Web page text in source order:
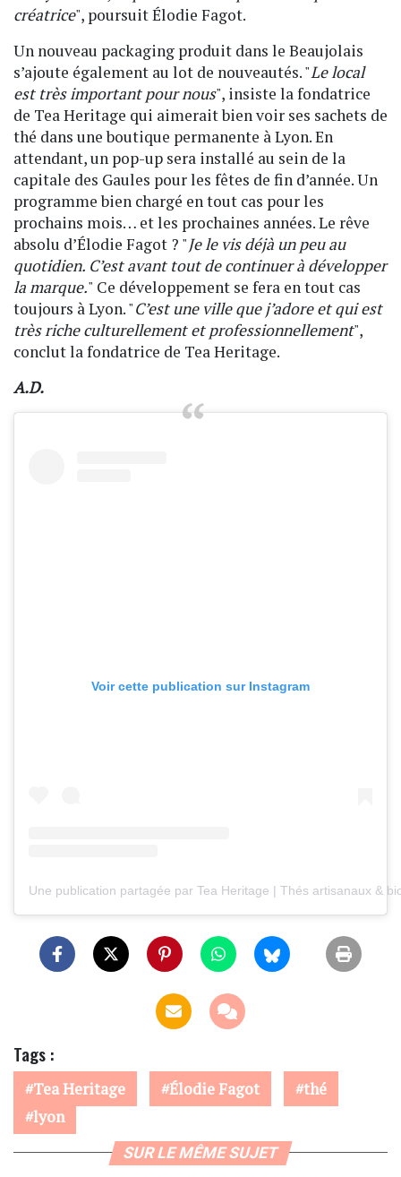
créatrice", poursuit Élodie Fagot.
Un nouveau packaging produit dans le Beaujolais
s’ajoute également au lot de nouveautés. "Le local
est très important pour nous", insiste la fondatrice
de Tea Heritage qui aimerait bien voir ses sachets de
thé dans une boutique permanente à Lyon. En
attendant, un pop-up sera installé au sein de la
capitale des Gaules pour les fêtes de fin d’année. Un
programme bien chargé en tout cas pour les
prochains mois… et les prochaines années. Le rêve
absolu d’Élodie Fagot ? "Je le vis déjà un peu au
quotidien. C’est avant tout de continuer à développer
la marque." Ce développement se fera en tout cas
toujours à Lyon. "C’est une ville que j’adore et qui est
très riche culturellement et professionnellement",
conclut la fondatrice de Tea Heritage.
A.D.
Voir cette publication sur Instagram
Une publication partagée par Tea Heritage | Thés artisanaux &
Tags :
Tea Heritage Élodie Fagot
thé
lyon
SUR LE MÊME SUJET